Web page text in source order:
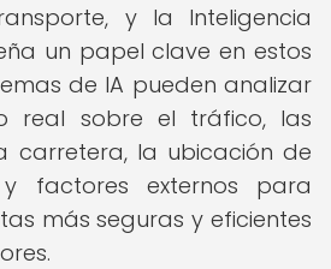
y la Inteligencia
un papel clave en estos
de IA pueden analizar
real sobre el tráfico, las
carretera, la ubicación de
factores externos para
más seguras y eficientes